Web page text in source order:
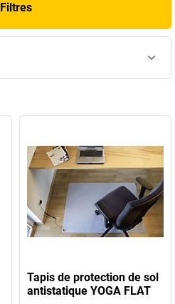
Filtres
Tapis de protection de sol
antistatique YOGA FLAT